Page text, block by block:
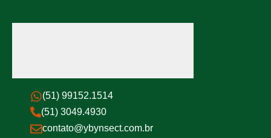
(51) 99152.1514
(51) 3049.4930
contato@ybynsect.com.br